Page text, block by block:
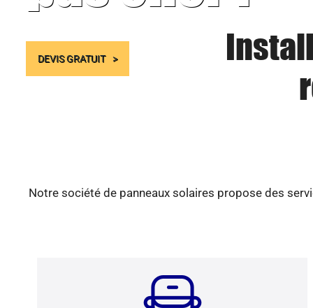
DEVIS GRATUIT
Notre société de panneaux solaires propose des